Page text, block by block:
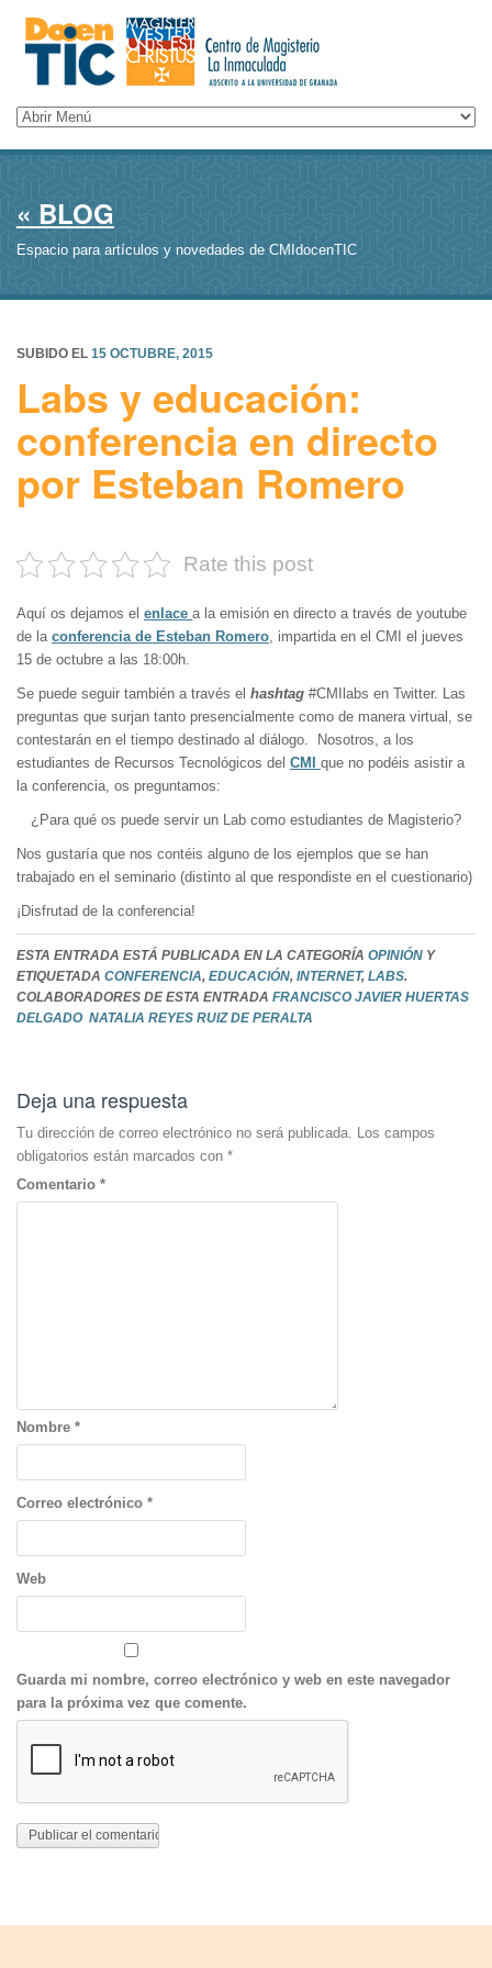
« BLOG
Espacio para artículos y novedades de CMIdocenTIC
SUBIDO EL 15 OCTUBRE, 2015
Labs y educación:
conferencia en directo
por Esteban Romero
Rate this post
Aquí os dejamos el enlace a la emisión en directo a través de youtube
de la conferencia de Esteban Romero, impartida en el CMI el jueves
15 de octubre a las 18:00h.
Se puede seguir también a través el hashtag #CMIlabs en Twitter. Las
preguntas que surjan tanto presencialmente como de manera virtual, se
contestarán en el tiempo destinado al diálogo. Nosotros, a los
estudiantes de Recursos Tecnológicos del CMI que no podéis asistir a
la conferencia, os preguntamos:
¿Para qué os puede servir un Lab como estudiantes de Magisterio?
Nos gustaría que nos contéis alguno de los ejemplos que se han
trabajado en el seminario (distinto al que respondiste en el cuestionario)
¡Disfrutad de la conferencia!
ESTA ENTRADA ESTÁ PUBLICADA EN LA CATEGORÍA OPINIÓN Y
ETIQUETADA CONFERENCIA, EDUCACIÓN, INTERNET, LABS.
COLABORADORES DE ESTA ENTRADA FRANCISCO JAVIER HUERTAS
DELGADO NATALIA REYES RUIZ DE PERALTA
Deja una respuesta
Tu dirección de correo electrónico no será publicada. Los campos
obligatorios están marcados con *
Comentario *
Nombre *
Correo electrónico *
Web
Guarda mi nombre, correo electrónico y web en este navegador
para la próxima vez que comente.